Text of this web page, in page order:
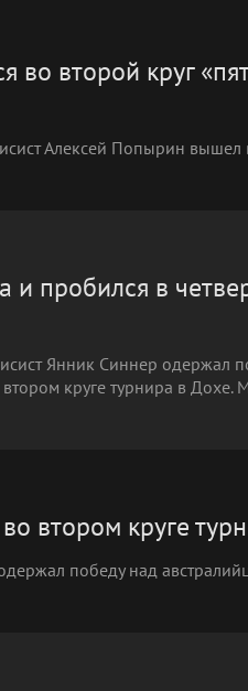
второй круг
Алексей Попырин вышел
пробился в
Янник Синнер одержал
круге турнира в Дохе.
втором круге
победу над